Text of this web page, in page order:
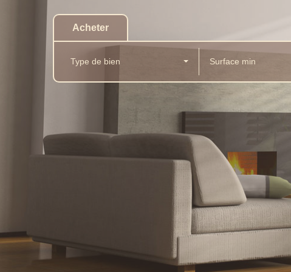
Acheter
Type de bien